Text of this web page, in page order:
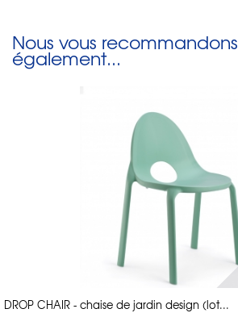
Nous vous recommandons
également...
DROP CHAIR - chaise de jardin design (lot...